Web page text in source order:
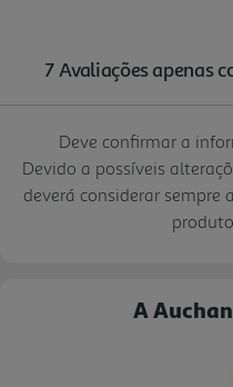
Deve confirmar a
Devido a possíveis
deverá considerar
A